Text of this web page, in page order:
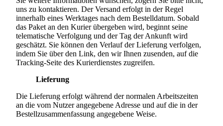
uns zu kontaktieren. Der Versand erfolgt in der Regel
innerhalb eines Werktages nach dem Bestelldatum. Sobald
das Paket an den Kurier übergeben wird, beginnt seine
telematische Verfolgung und der Tag der Ankunft wird
geschätzt. Sie können den Verlauf der Lieferung verfolgen,
indem Sie über den Link, den wir Ihnen zusenden, auf die
Tracking-Seite des Kurierdienstes zugreifen.
Lieferung
Die Lieferung erfolgt während der normalen Arbeitszeiten
an die vom Nutzer angegebene Adresse und auf die in der
Bestellzusammenfassung angegebene Weise.